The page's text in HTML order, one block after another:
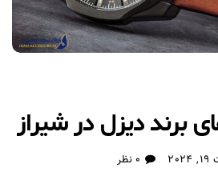
برند دیزل در شیراز
0 نظر